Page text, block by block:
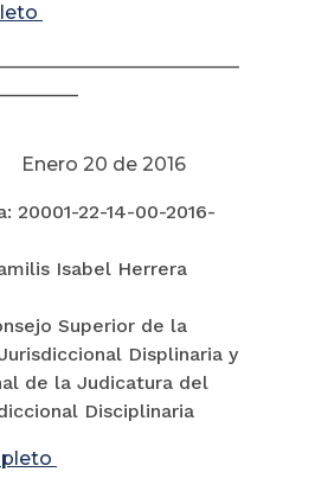
de 2016
20001-22-14-00-2016-
Isabel Herrera
Superior de la
Displinaria y
de la Judicatura del
Disciplinaria